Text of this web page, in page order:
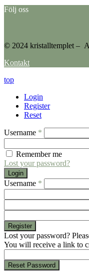
Följ oss
© 2024 kristalltemplet –
Kontakt
top
Login
Register
Reset
Username *
Remember me
Lost your password?
Login
Username *
Register
Lost your password?
You will receive a link to
Reset Password